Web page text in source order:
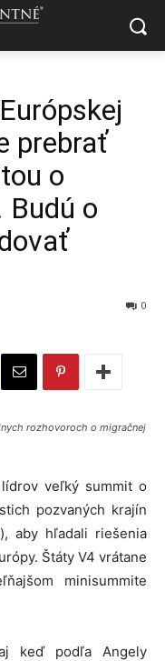
prebrať
o
Budú o
0
rozhovoroch o migračnej
veľký summit o
pozvaných krajín
aby hľadali riešenia
Štáty V4 vrátane
minisummite
keď podľa Angely